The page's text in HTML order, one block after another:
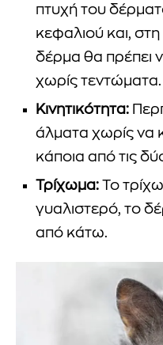
πτυχή του
κεφαλιού και,
δέρμα θα πρέπει
χωρίς τεντώματα.
Κινητικότητα:
άλματα χωρίς να
κάποια από τις
Τρίχωμα: Το
γυαλιστερό, το
από κάτω.